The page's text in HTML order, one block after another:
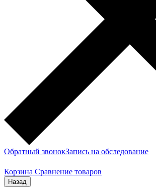
Обратный звонокЗапись на обследование
Корзина Сравнение товаров
Назад